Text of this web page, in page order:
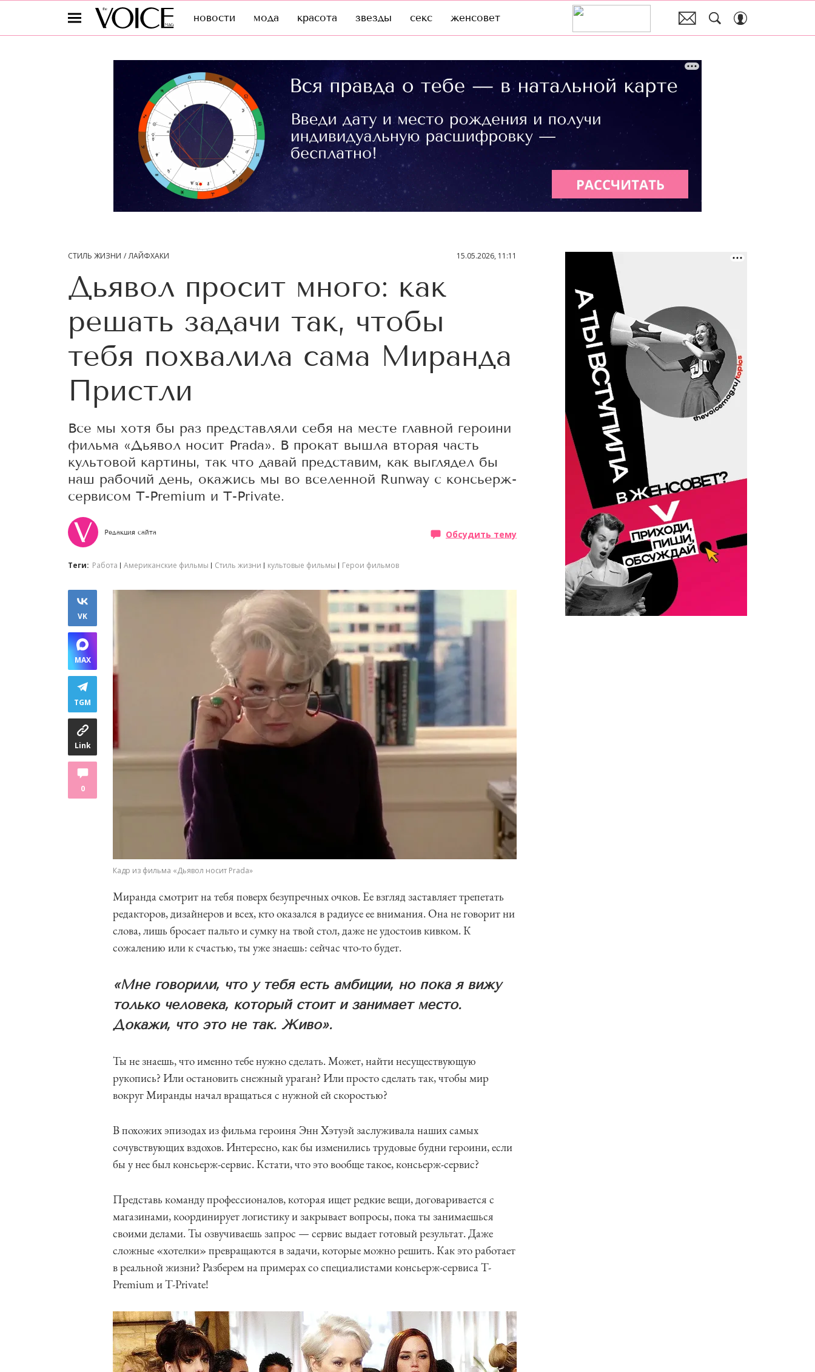
новости мода красота звезды секс женсовет
СТИЛЬ ЖИЗНИ ЛАЙФХАКИ 15.05.2026, 11:11
Дьявол просит много: как
решать задачи так, чтобы
тебя похвалила сама Миранда
Пристли
Все мы хотя бы раз представляли себя на месте главной героини
фильма «Дьявол носит Prada». В прокат вышла вторая часть
культовой картины, так что давай представим, как выглядел бы
наш рабочий день, окажись мы во вселенной Runway с консьерж-
сервисом T-Premium и T-Private.
Редакция сайта Обсудить тему
Теги: Работа Американские фильмы Стиль жизни культовые фильмы Герои фильмов
VK
MAX
TGM
Link
0
Кадр из фильма «Дьявол носит Prada»
Миранда смотрит на тебя поверх безупречных очков. Ее взгляд заставляет трепетать
редакторов, дизайнеров и всех, кто оказался в радиусе ее внимания. Она не говорит ни
слова, лишь бросает пальто и сумку на твой стол, даже не удостоив кивком. К
сожалению или к счастью, ты уже знаешь: сейчас что-то будет.
«Мне говорили, что у тебя есть амбиции, но пока я вижу
только человека, который стоит и занимает место.
Докажи, что это не так. Живо».
Ты не знаешь, что именно тебе нужно сделать. Может, найти несуществующую
рукопись? Или остановить снежный ураган? Или просто сделать так, чтобы мир
вокруг Миранды начал вращаться с нужной ей скоростью?
В похожих эпизодах из фильма героиня Энн Хэтуэй заслуживала наших самых
сочувствующих вздохов. Интересно, как бы изменились трудовые будни героини, если
бы у нее был консьерж-сервис. Кстати, что это вообще такое, консьерж-сервис?
Представь команду профессионалов, которая ищет редкие вещи, договаривается с
магазинами, координирует логистику и закрывает вопросы, пока ты занимаешься
своими делами. Ты озвучиваешь запрос — сервис выдает готовый результат. Даже
сложные «хотелки» превращаются в задачи, которые можно решить. Как это работает
в реальной жизни? Разберем на примерах со специалистами консьерж-сервиса T-
Premium и T-Private!